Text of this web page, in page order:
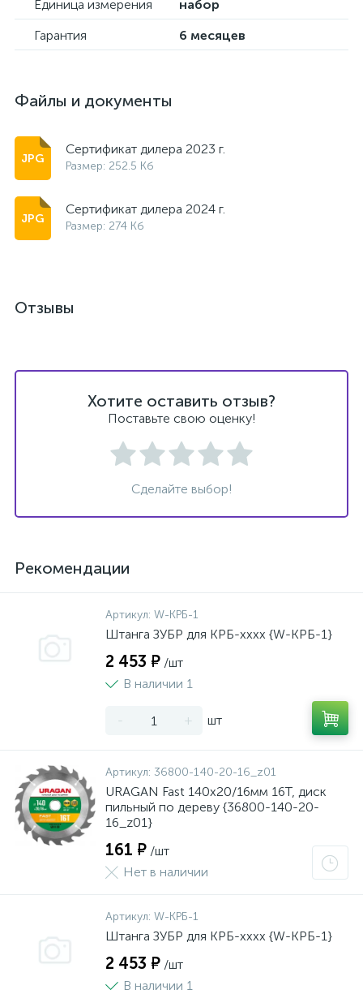
Единица измерения
набор
Гарантия
6 месяцев
Файлы и документы
Сертификат дилера 2023 г.
Размер: 252.5 Кб
Сертификат дилера 2024 г.
Размер: 274 Кб
Отзывы
Хотите оставить отзыв?
Поставьте свою оценку!
Сделайте выбор!
Рекомендации
Артикул: W-КРБ-1
Штанга ЗУБР для КРБ-хххх {W-КРБ-1}
2 453 ₽ /шт
В наличии 1
- + шт
Артикул: 36800-140-20-16_z01
URAGAN Fast 140x20/16мм 16Т, диск
пильный по дереву {36800-140-20-
16_z01}
161 ₽ /шт
Нет в наличии
Артикул: W-КРБ-1
Штанга ЗУБР для КРБ-хххх {W-КРБ-1}
2 453 ₽ /шт
В наличии 1